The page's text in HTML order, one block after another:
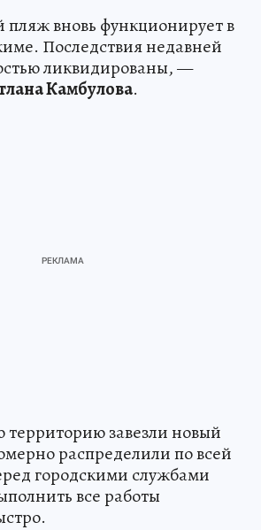
вновь функционирует в
Последствия недавней
ликвидированы, —
Камбулова.
завезли новый
распределили по всей
городскими службами
все работы